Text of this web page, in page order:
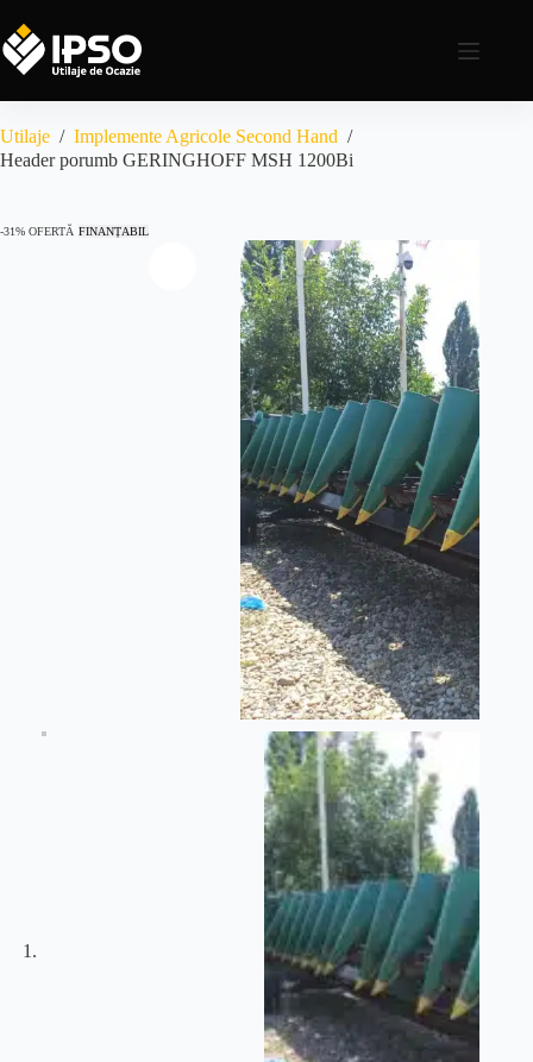
Utilaje / Implemente Agricole Second Hand /
Header porumb GERINGHOFF MSH 1200Bi
-31% OFERTĂ FINANȚABIL